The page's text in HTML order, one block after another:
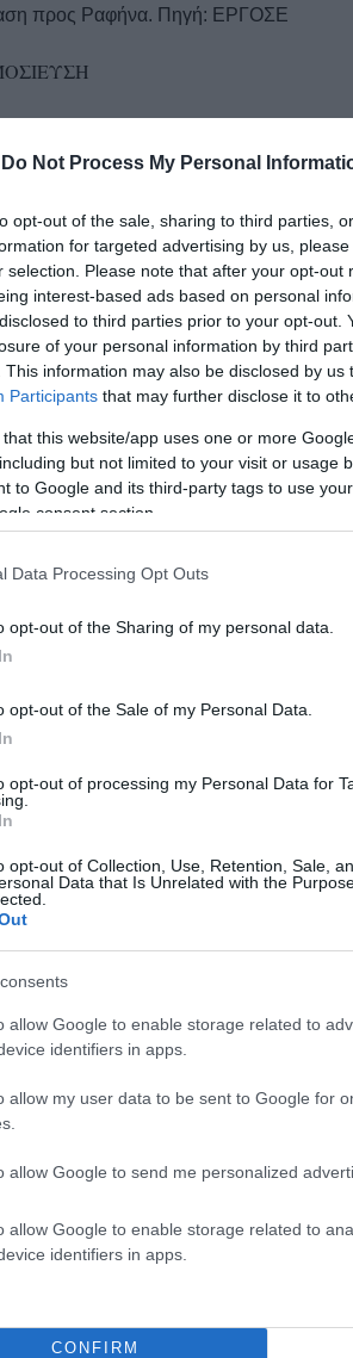
Do Not Process My Personal
opt-out of the sale, sharing to third parties,
for targeted advertising by us,
selection. Please note that after your opt-out
interest-based ads based on personal
to third parties prior to your opt-out.
of your personal information by third
This information may also be disclosed by us
Participants that may further disclose it to
that this website/app uses one or more
but not limited to your visit or usage
to Google and its third-party tags to use
consent section.
Data Processing Opt Outs
opt-out of the Sharing of my personal data.
opt-out of the Sale of my Personal Data.
opt-out of processing my Personal Data for
opt-out of Collection, Use, Retention, Sale,
Data that Is Unrelated with the
allow Google to enable storage related to
identifiers in apps.
allow my user data to be sent to Google for
allow Google to send me personalized
allow Google to enable storage related to
identifiers in apps.
CONFIRM
προς Ραφήνα. Πηγή: ΕΡΓΟΣΕ
έργων. Τρεις διαγωνισμοί
Αθήνας στα τρία μεγάλα
Ιανουαρίου ξεκινά ο
τρέχουν οι διαγωνισμοί για τις
“αγκυρώσουν” στο εθνικό
που είναι καθαρά εμπορικό,
είναι αμιγώς επιβατικό.
επανειλημμένως εξαγγελθεί από το
2022 η ΕΡΓΟΣΕ ξεκίνησε στο πλαίσιο
Λαύριο.
Κώστα Καραμανλή, μέσα στο 2023
δύο μεγάλες επεκτάσεις που θα
και των Μεσογείων.
είναι να φτάσει μέχρι το Λιμάνι
7χλμ. Προβλέπονται οι εξής νέοι
Διασταύρωση Ραφήνας και
προκειμένου να εξυπηρετούνται
να λύσει το πρόβλημα του
Το κόστος αυτής της επένδυσης
το 2024, εφόσον δεν υπάρξει
της δεκαετίας ο Προαστιακός
με όλα τα μεγάλα αστικά κέντρα
εκδήλωσαν ενδιαφέρον